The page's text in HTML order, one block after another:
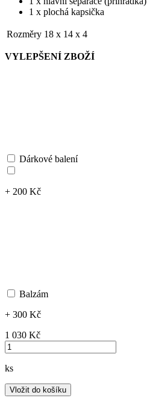
1 x plochá kapsička
Rozměry 18 x 14 x 4
VYLEPŠENÍ ZBOŽÍ
Dárkové balení
+ 200 Kč
Balzám
+ 300 Kč
1 030 ‎Kč
ks
Vložit do košíku